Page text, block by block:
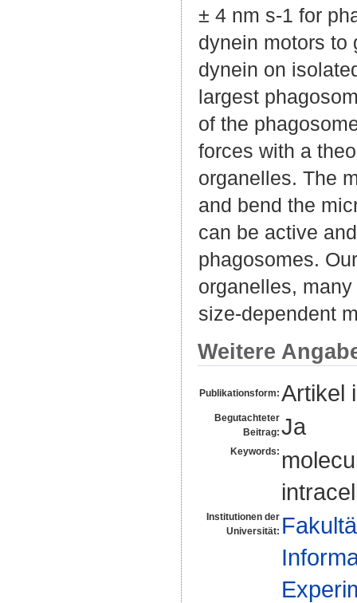
± 4 nm s-1 for
dynein motors to
dynein on
largest
of the
forces with a
organelles. The
and bend the
can be active
phagosomes.
organelles,
size-dependent
Weitere
Publikationsform: Artikel
Begutachteter
Beitrag: Ja
Keywords:
Institutionen der
Universität: